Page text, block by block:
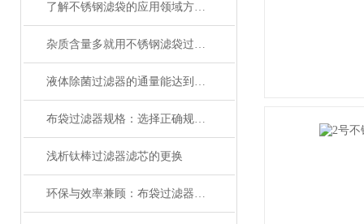
了解不锈钢滤袋的应用领域方便我们更好地使用它
杂质含量多就用不锈钢滤袋过滤！
液体除菌过滤器的通量能达到多少？
布袋过滤器规格：选择正确规格以优化性能
浅析钛棒过滤器滤芯的更换
环保与效率兼顾：布袋过滤器在粉尘控制中的关键角色